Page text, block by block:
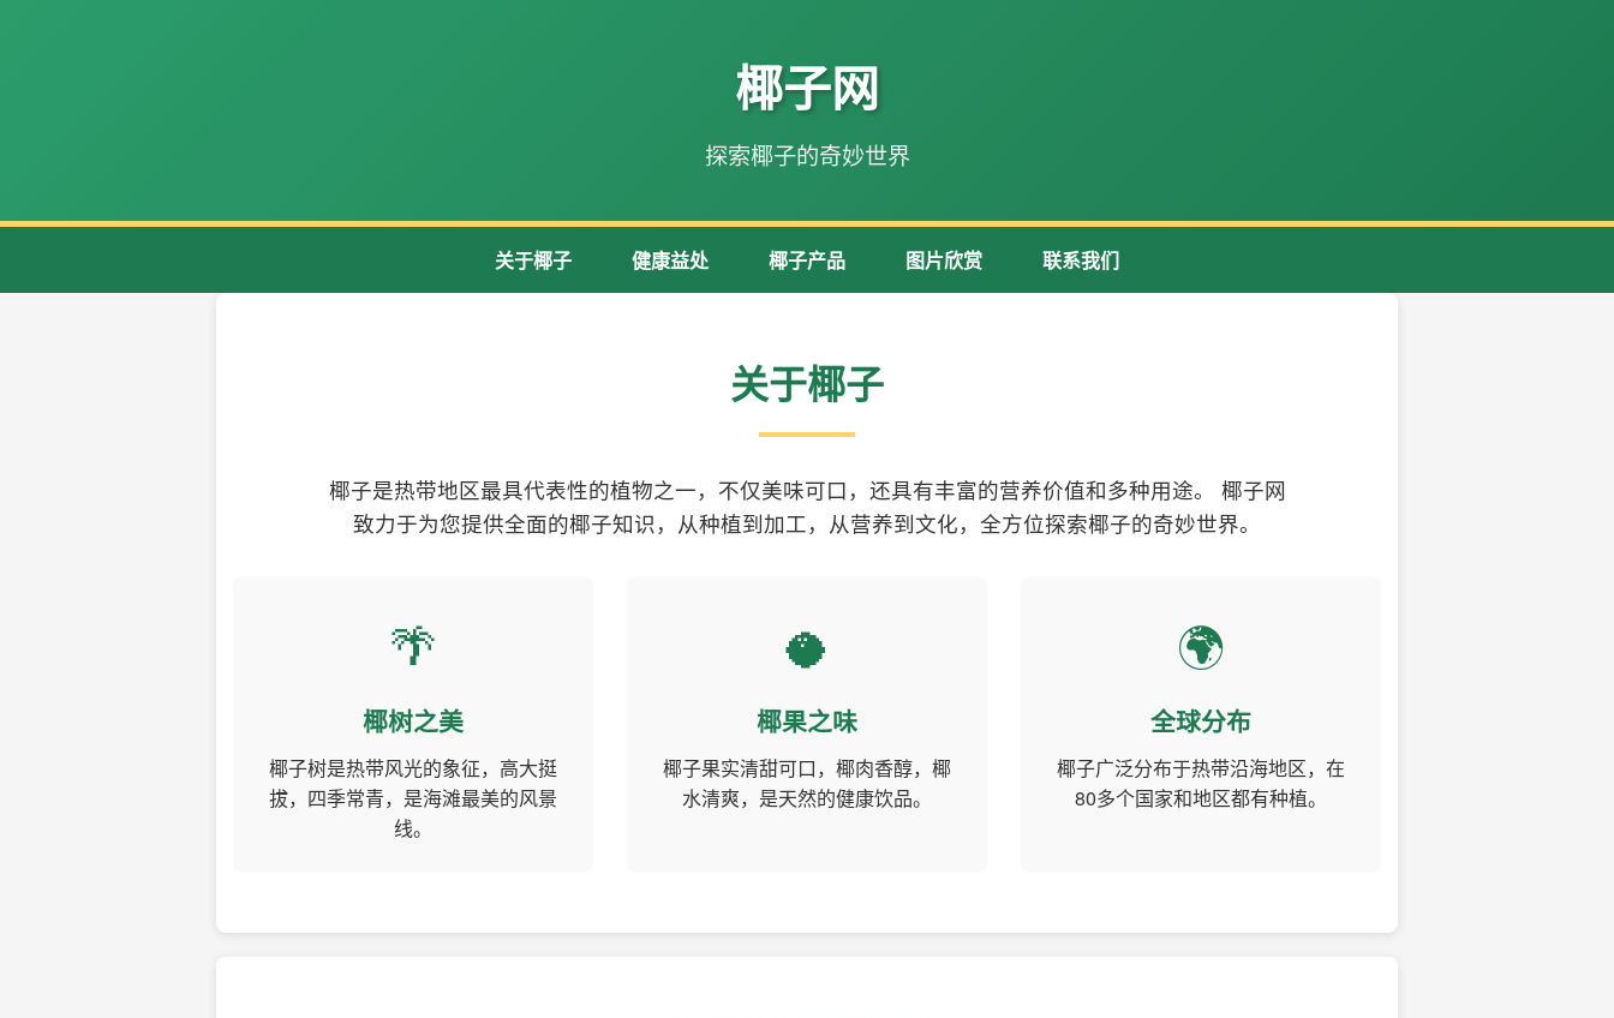
椰子网
探索椰子的奇妙世界
关于椰子 健康益处 椰子产品 图片欣赏 联系我们
关于椰子
椰子是热带地区最具代表性的植物之一，不仅美味可口，还具有丰富的营养价值和多种用途。 椰子网
致力于为您提供全面的椰子知识，从种植到加工，从营养到文化，全方位探索椰子的奇妙世界。
🌴
椰树之美
椰子树是热带风光的象征，高大挺
拔，四季常青，是海滩最美的风景
线。
🥥
椰果之味
椰子果实清甜可口，椰肉香醇，椰
水清爽，是天然的健康饮品。
🌍
全球分布
椰子广泛分布于热带沿海地区，在
80多个国家和地区都有种植。